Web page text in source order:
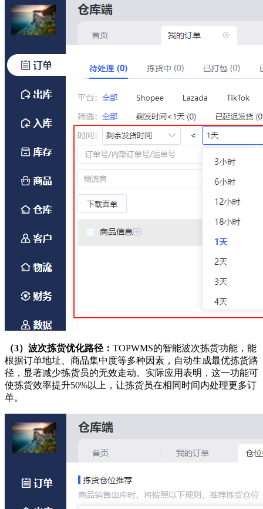
（3） 波次拣货优化路径： TOPWMS的智能波次拣货功能，能
根据订单地址、商品集中度等多种因素，自动生成最优拣货路
径，显著减少拣货员的无效走动。实际应用表明，这一功能可
使拣货效率提升50%以上，让拣货员在相同时间内处理更多订
单。